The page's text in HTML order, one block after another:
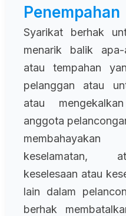
Penempahan
Syarikat berhak
menarik balik
atau tempahan
pelanggan atau
atau
anggota
keselamatan,
keselesaan atau
lain dalam
berhak